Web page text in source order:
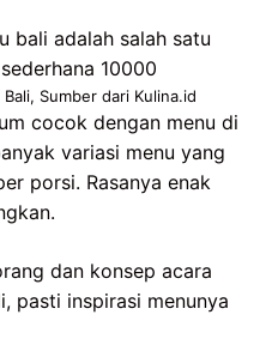
Sumber dari Kulina.id
cocok dengan menu di
variasi menu yang
porsi. Rasanya enak
dan konsep acara
pasti inspirasi menunya